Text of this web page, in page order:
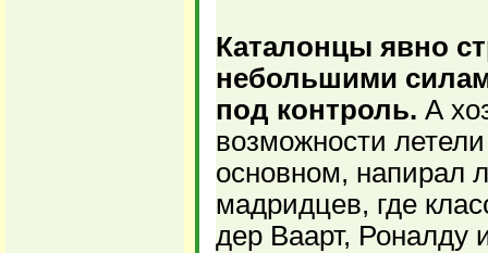
Каталонцы явно
небольшими
под контроль. А
возможности
основном, напирал
мадридцев, где
дер Ваарт, Роналду